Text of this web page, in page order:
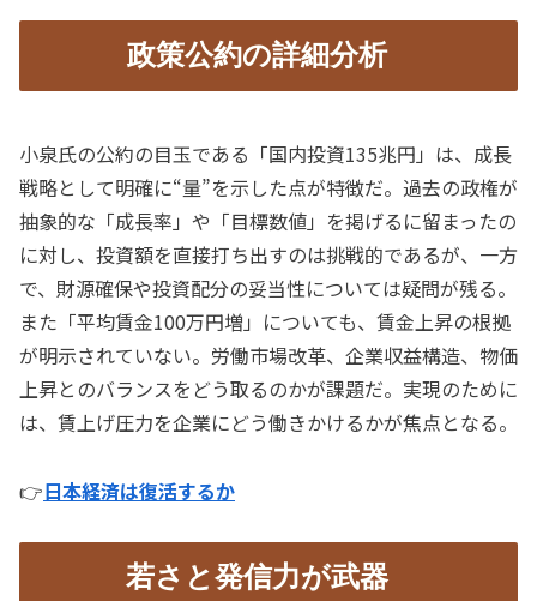
政策公約の詳細分析
小泉氏の公約の目玉である「国内投資135兆円」は、成長
戦略として明確に“量”を示した点が特徴だ。過去の政権が
抽象的な「成長率」や「目標数値」を掲げるに留まったの
に対し、投資額を直接打ち出すのは挑戦的であるが、一方
で、財源確保や投資配分の妥当性については疑問が残る。
また「平均賃金100万円増」についても、賃金上昇の根拠
が明示されていない。労働市場改革、企業収益構造、物価
上昇とのバランスをどう取るのかが課題だ。実現のために
は、賃上げ圧力を企業にどう働きかけるかが焦点となる。
👉日本経済は復活するか
若さと発信力が武器